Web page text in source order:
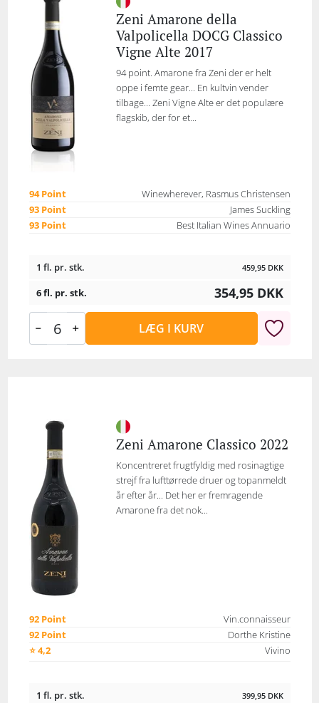
Zeni Amarone della
Valpolicella DOCG Classico
Vigne Alte 2017
94 point. Amarone fra Zeni der er helt
oppe i femte gear... En kultvin vender
tilbage... Zeni Vigne Alte er det populære
flagskib, der for et...
94 Point
Winewherever, Rasmus Christensen
93 Point
James Suckling
93 Point
Best Italian Wines Annuario
1 fl. pr. stk. 459,95 DKK
6 fl. pr. stk. 354,95 DKK
LÆG I KURV
Zeni Amarone Classico 2022
Koncentreret frugtfyldig med rosinagtige
strejf fra lufttørrede druer og topanmeldt
år efter år... Det her er fremragende
Amarone fra det nok...
92 Point
Vin.connaisseur
92 Point
Dorthe Kristine
⭐ 4,2
Vivino
1 fl. pr. stk. 399,95 DKK